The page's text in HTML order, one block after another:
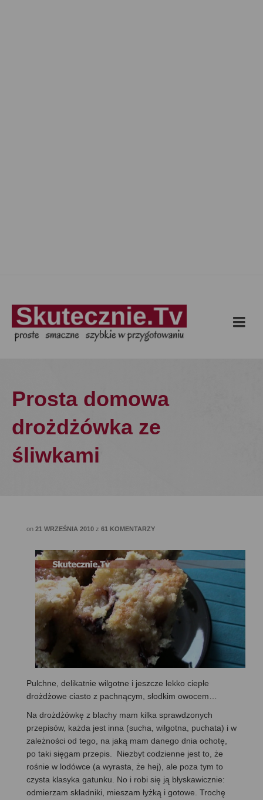
Prosta domowa
drożdżówka ze
śliwkami
on 21 WRZEŚNIA 2010 z 61 KOMENTARZY
Pulchne, delikatnie wilgotne i jeszcze lekko ciepłe
drożdżowe ciasto z pachnącym, słodkim owocem…
Na drożdżówkę z blachy mam kilka sprawdzonych
przepisów, każda jest inna (sucha, wilgotna, puchata) i w
zależności od tego, na jaką mam danego dnia ochotę,
po taki sięgam przepis. Niezbyt codzienne jest to, że
rośnie w lodówce (a wyrasta, że hej), ale poza tym to
czysta klasyka gatunku. No i robi się ją błyskawicznie:
odmierzam składniki, mieszam łyżką i gotowe. Trochę